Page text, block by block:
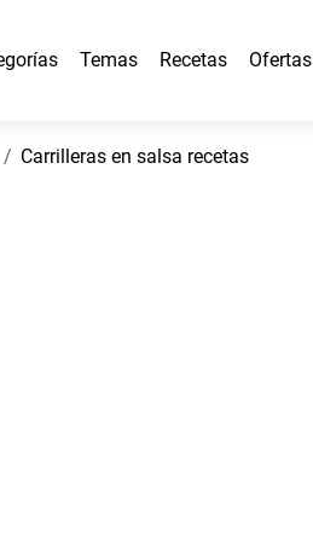
Temas Recetas Ofertas
Carrilleras en salsa recetas